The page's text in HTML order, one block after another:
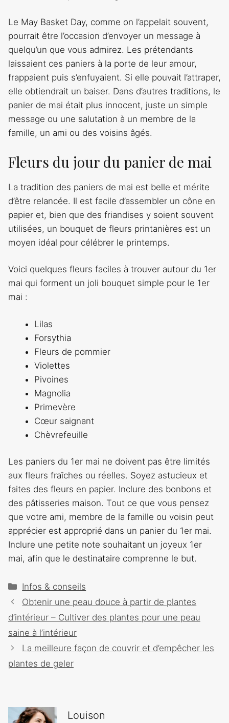
Le May Basket Day, comme on l’appelait souvent,
pourrait être l’occasion d’envoyer un message à
quelqu’un que vous admirez. Les prétendants
laissaient ces paniers à la porte de leur amour,
frappaient puis s’enfuyaient. Si elle pouvait l’attraper,
elle obtiendrait un baiser. Dans d’autres traditions, le
panier de mai était plus innocent, juste un simple
message ou une salutation à un membre de la
famille, un ami ou des voisins âgés.
Fleurs du jour du panier de mai
La tradition des paniers de mai est belle et mérite
d’être relancée. Il est facile d’assembler un cône en
papier et, bien que des friandises y soient souvent
utilisées, un bouquet de fleurs printanières est un
moyen idéal pour célébrer le printemps.
Voici quelques fleurs faciles à trouver autour du 1er
mai qui forment un joli bouquet simple pour le 1er
mai :
Lilas
Forsythia
Fleurs de pommier
Violettes
Pivoines
Magnolia
Primevère
Cœur saignant
Chèvrefeuille
Les paniers du 1er mai ne doivent pas être limités
aux fleurs fraîches ou réelles. Soyez astucieux et
faites des fleurs en papier. Inclure des bonbons et
des pâtisseries maison. Tout ce que vous pensez
que votre ami, membre de la famille ou voisin peut
apprécier est approprié dans un panier du 1er mai.
Inclure une petite note souhaitant un joyeux 1er
mai, afin que le destinataire comprenne le but.
Catégories
Infos & conseils
Navigation
des
Obtenir une peau douce à partir de plantes
d’intérieur – Cultiver des plantes pour une peau
saine à l’intérieur
La meilleure façon de couvrir et d’empêcher les
plantes de geler
Louison